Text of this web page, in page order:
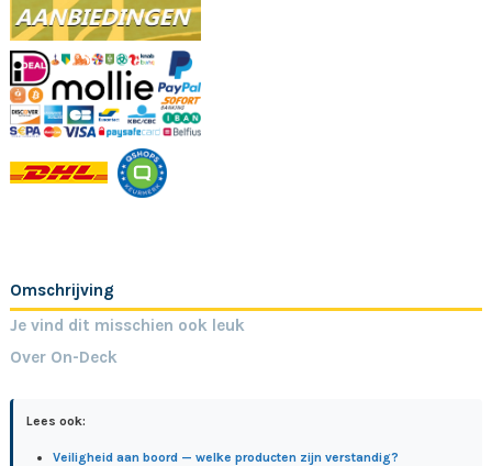
Omschrijving
Je vind dit misschien ook leuk
Over On-Deck
Lees ook:
Veiligheid aan boord — welke producten zijn verstandig?